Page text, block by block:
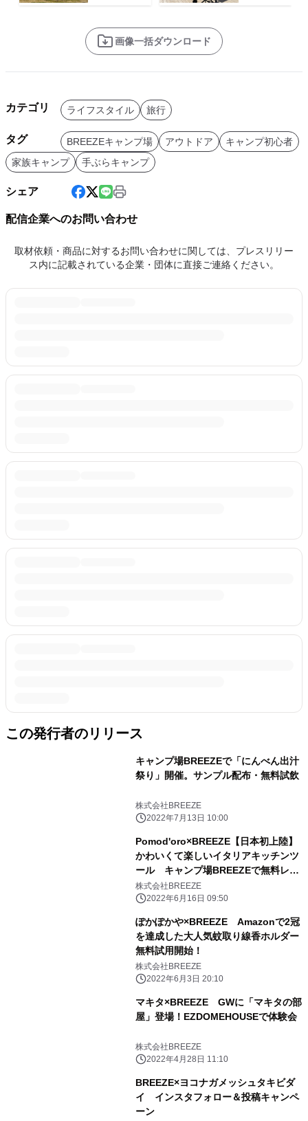
画像一括ダウンロード
カテゴリ ライフスタイル 旅行
タグ BREEZEキャンプ場 アウトドア
キャンプ初心者
家族キャンプ
手ぶらキャンプ
シェア
配信企業へのお問い合わせ
取材依頼・商品に対するお問い合わせに関しては、プレスリリー
ス内に記載されている企業・団体に直接ご連絡ください。
この発行者のリリース
キャンプ場BREEZEで「にんべん出汁
祭り」開催。サンプル配布・無料試飲
株式会社BREEZE
2022年7月13日 10:00
Pomod'oro×BREEZE【日本初上陸】
かわいくて楽しいイタリアキッチンツ
ール キャンプ場BREEZEで無料レン
タル開始！
株式会社BREEZE
2022年6月16日 09:50
ぽかぽかや×BREEZE Amazonで2冠
を達成した大人気蚊取り線香ホルダー
無料試用開始！
株式会社BREEZE
2022年6月3日 20:10
マキタ×BREEZE GWに「マキタの部
屋」登場！EZDOMEHOUSEで体験会
株式会社BREEZE
2022年4月28日 11:10
BREEZE×ヨコナガメッシュタキビダ
イ インスタフォロー＆投稿キャンペ
ーン